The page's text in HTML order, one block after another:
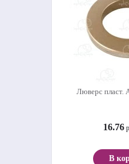
Люверс пласт.
16.76
В